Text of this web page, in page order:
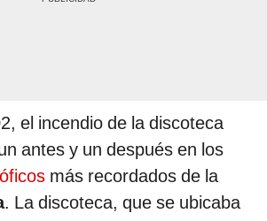
el incendio de la discoteca
antes y un después en los
más recordados de la
. La discoteca, que se ubicaba